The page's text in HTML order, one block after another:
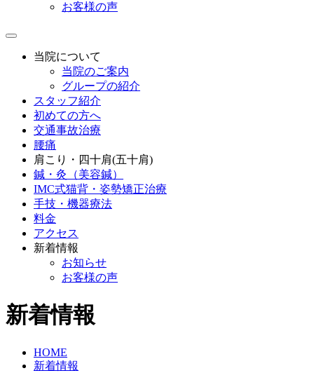
お客様の声
当院について
当院のご案内
グループの紹介
スタッフ紹介
初めての方へ
交通事故治療
腰痛
肩こり・四十肩(五十肩)
鍼・灸（美容鍼）
IMC式猫背・姿勢矯正治療
手技・機器療法
料金
アクセス
新着情報
お知らせ
お客様の声
新着情報
HOME
新着情報